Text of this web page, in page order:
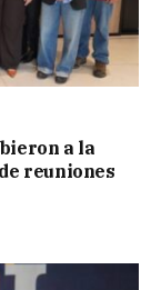
a la
reuniones